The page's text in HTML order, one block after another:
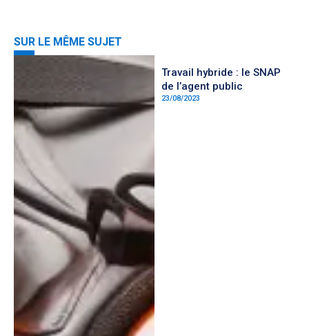
SUR LE MÊME SUJET
Travail hybride : le SNAP
de l’agent public
23/08/2023